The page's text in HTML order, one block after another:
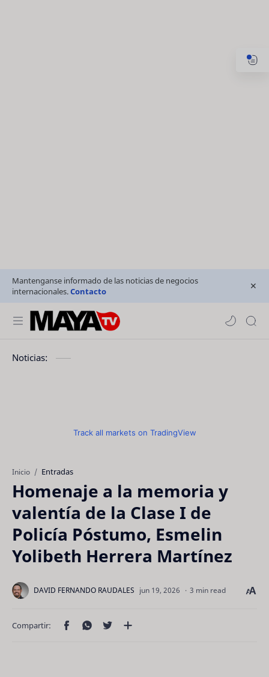
Mantenganse informado de las noticias de negocios
internacionales.Contacto
Noticias:
Track all markets on TradingView
Inicio Entradas
Homenaje a la memoria y
valentía de la Clase I de
Policía Póstumo, Esmelin
Yolibeth Herrera Martínez
3 min read